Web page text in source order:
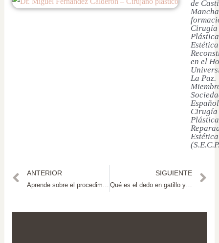
de
Cirugía
en el
La Paz.
Cirugía
Estética
ANTERIOR SIGUIENTE
Qué es el dedo en gatillo y cómo solucionarlo